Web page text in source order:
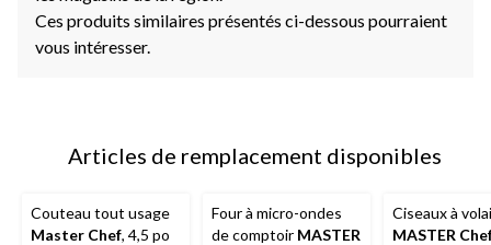
Ces produits similaires présentés ci-dessous pourraient
vous intéresser.
Articles de remplacement disponibles
Couteau tout usage
Master Chef, 4,5 po
Four à micro-ondes
de comptoir MASTER
Ciseaux à
MASTER